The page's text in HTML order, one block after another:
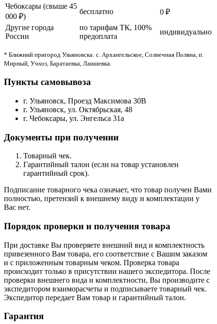
Чебоксары (свыше 45
000 ₽)
бесплатно
0 ₽
Другие города
России
по тарифам ТК, 100%
предоплата
индивидуально
* Ближний пригород Ульяновска: с. Архангельское, Солнечная Поляна, п.
Мирный, Учхоз, Баратаевка, Лаишевка.
Пункты самовывоза
г. Ульяновск, Проезд Максимова 30В
г. Ульяновск, ул. Октябрьская, 48
г. Чебоксары, ул. Энгельса 31а
Документы при получении
Товарный чек.
Гарантийный талон (если на товар установлен
гарантийный срок).
Подписание товарного чека означает, что товар получен Вами
полностью, претензий к внешнему виду и комплектации у
Вас нет.
Порядок проверки и получения товара
При доставке Вы проверяете внешний вид и комплектность
привезенного Вам товара, его соответствие с Вашим заказом
и с приложенным товарным чеком. Проверка товара
происходит только в присутствии нашего экспедитора. После
проверки внешнего вида и комплектности, Вы производите с
экспедитором взаиморасчеты и подписываете товарный чек.
Экспедитор передает Вам товар и гарантийный талон.
Гарантия